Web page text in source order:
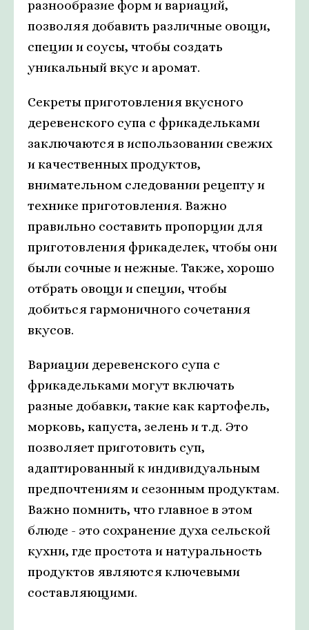
разнообразие форм и вариаций,
позволяя добавить различные овощи,
специи и соусы, чтобы создать
уникальный вкус и аромат.
Секреты приготовления вкусного
деревенского супа с фрикадельками
заключаются в использовании свежих
и качественных продуктов,
внимательном следовании рецепту и
технике приготовления. Важно
правильно составить пропорции для
приготовления фрикаделек, чтобы они
были сочные и нежные. Также, хорошо
отбрать овощи и специи, чтобы
добиться гармоничного сочетания
вкусов.
Вариации деревенского супа с
фрикадельками могут включать
разные добавки, такие как картофель,
морковь, капуста, зелень и т.д. Это
позволяет приготовить суп,
адаптированный к индивидуальным
предпочтениям и сезонным продуктам.
Важно помнить, что главное в этом
блюде - это сохранение духа сельской
кухни, где простота и натуральность
продуктов являются ключевыми
составляющими.